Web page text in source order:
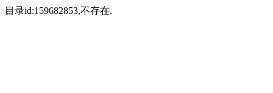
目录id:159682853,不存在.